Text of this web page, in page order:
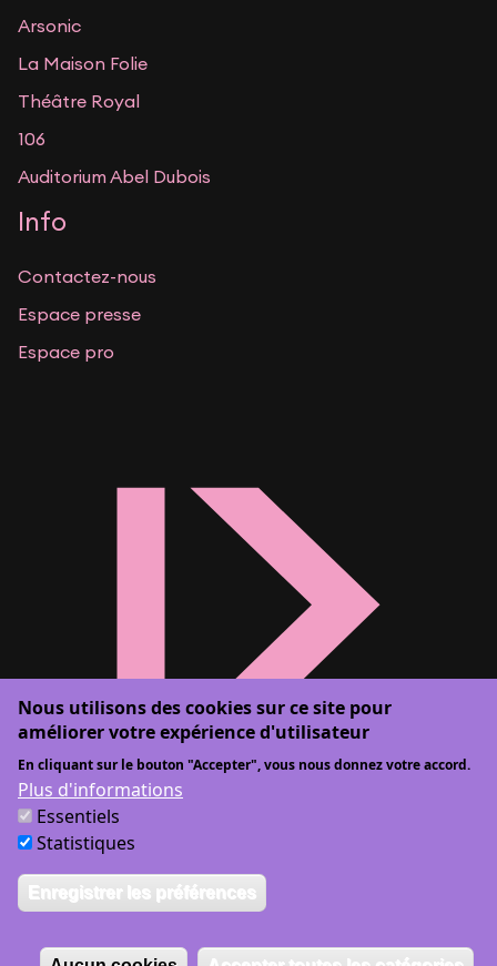
Arsonic
La Maison Folie
Théâtre Royal
106
Auditorium Abel Dubois
Info
Contactez-nous
Espace presse
Espace pro
Graphisme :ōnō studio| Développement web :
Nous utilisons des cookies sur ce site pour
améliorer votre expérience d'utilisateur
En cliquant sur le bouton "Accepter", vous nous donnez votre accord.
Plus d'informations
Essentiels
Statistiques
Enregistrer les préférences